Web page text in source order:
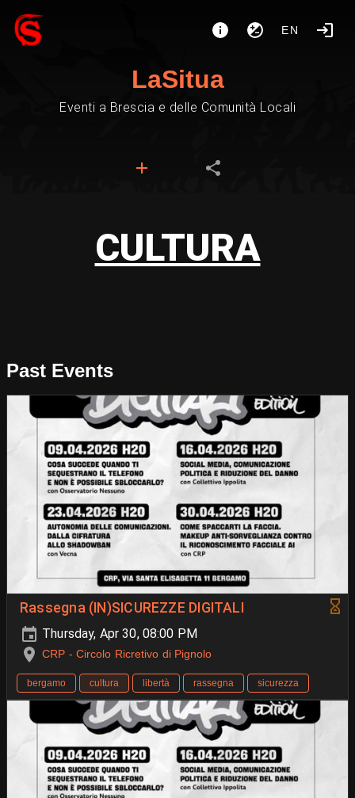
EN
LaSitua
Eventi a Brescia e delle Comunità Locali
CULTURA
Past Events
Rassegna (IN)SICUREZZE DIGITALI
Thursday, Apr 30, 08:00 PM
CRP - Circolo Ricretivo di Pignolo
bergamo cultura libertà rassegna sicurezza